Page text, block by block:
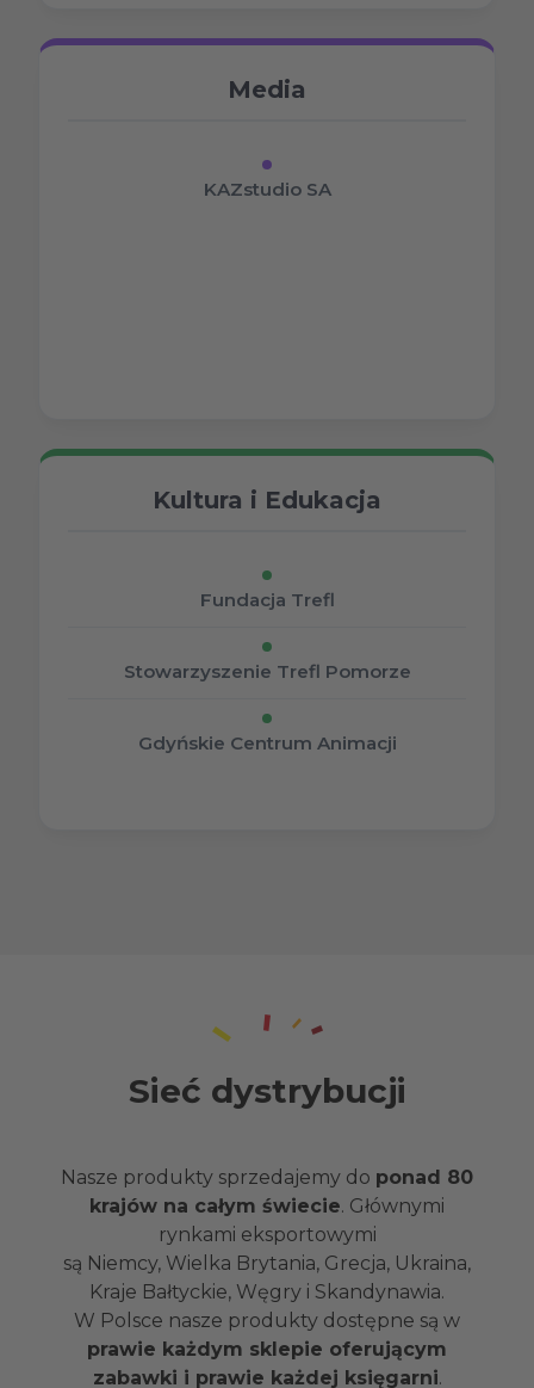
Media
KAZstudio SA
Kultura i Edukacja
Fundacja Trefl
Stowarzyszenie Trefl Pomorze
Gdyńskie Centrum Animacji
Sieć dystrybucji
Nasze produkty sprzedajemy do ponad 80
krajów na całym świecie. Głównymi
rynkami eksportowymi
są Niemcy, Wielka Brytania, Grecja, Ukraina,
Kraje Bałtyckie, Węgry i Skandynawia.
W Polsce nasze produkty dostępne są w
prawie każdym sklepie oferującym
zabawki i prawie każdej księgarni.